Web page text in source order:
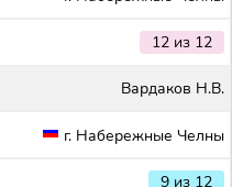
12 из 12
Вардаков Н.В.
г. Набережные Челны
9 из 12